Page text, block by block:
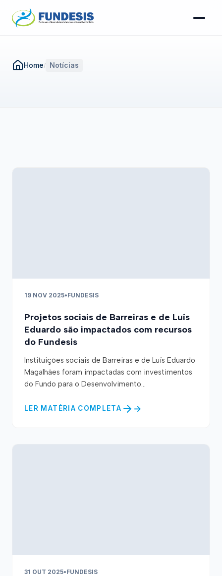
Home/ Notícias
19 NOV 2025•FUNDESIS
Projetos sociais de Barreiras e de Luís
Eduardo são impactados com recursos
do Fundesis
Instituições sociais de Barreiras e de Luís Eduardo
Magalhães foram impactadas com investimentos
do Fundo para o Desenvolvimento...
LER MATÉRIA COMPLETA
31 OUT 2025•FUNDESIS